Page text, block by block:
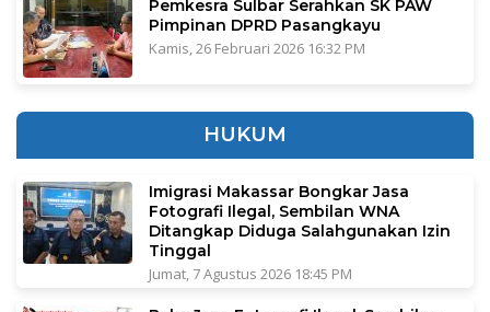
Pemkesra Sulbar Serahkan SK PAW
Pimpinan DPRD Pasangkayu
Kamis, 26 Februari 2026 16:32 PM
HUKUM
Imigrasi Makassar Bongkar Jasa
Fotografi Ilegal, Sembilan WNA
Ditangkap Diduga Salahgunakan Izin
Tinggal
Jumat, 7 Agustus 2026 18:45 PM